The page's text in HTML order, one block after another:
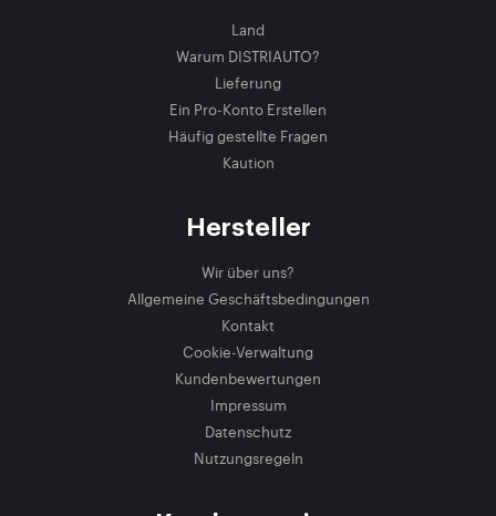
Land
Warum DISTRIAUTO?
Lieferung
Ein Pro-Konto Erstellen
Häufig gestellte Fragen
Kaution
Hersteller
Wir über uns?
Allgemeine Geschäftsbedingungen
Kontakt
Cookie-Verwaltung
Kundenbewertungen
Impressum
Datenschutz
Nutzungsregeln